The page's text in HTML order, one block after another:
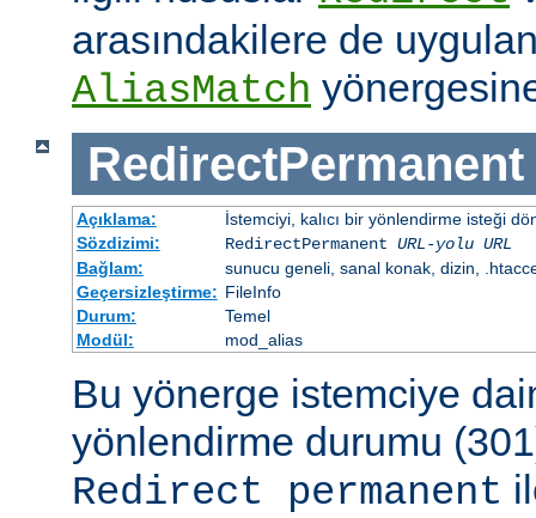
arasındakilere de
AliasMatch
RedirectPermanent
Açıklama:
İstemciyi, kalıcı bir yönlendirme isteği
Sözdizimi:
RedirectPermanent URL-yolu URL
Bağlam:
sunucu geneli, sanal konak, dizin,
Geçersizleştirme: FileInfo
Durum:
Temel
Modül:
mod_alias
Bu yönerge istemciye
yönlendirme durumu
Redirect permanent